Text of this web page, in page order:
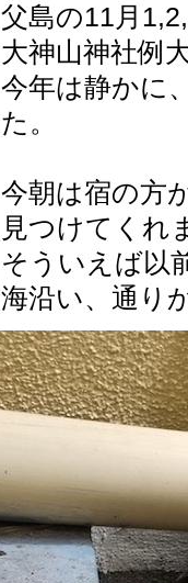
父島の11月
大神山神社例
今年は静かに
た。
今朝は宿の方
見つけてくれ
そういえば以
海沿い、通り